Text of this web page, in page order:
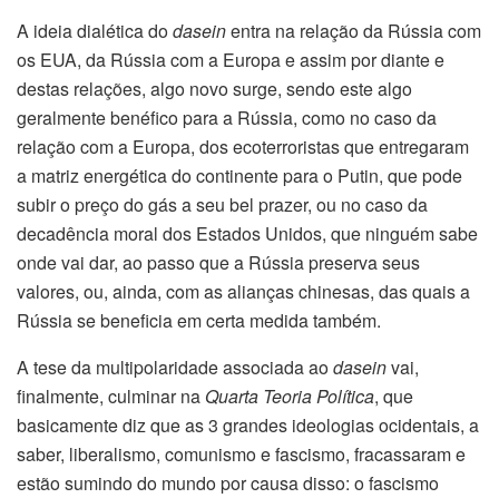
A ideia dialética dodaseinentra na relação da Rússia com
os EUA, da Rússia com a Europa e assim por diante e
destas relações, algo novo surge, sendo este algo
geralmente benéfico para a Rússia, como no caso da
relação com a Europa, dos ecoterroristas que entregaram
a matriz energética do continente para o Putin, que pode
subir o preço do gás a seu bel prazer, ou no caso da
decadência moral dos Estados Unidos, que ninguém sabe
onde vai dar, ao passo que a Rússia preserva seus
valores, ou, ainda, com as alianças chinesas, das quais a
Rússia se beneficia em certa medida também.
A tese da multipolaridade associada aodaseinvai,
finalmente, culminar na Quarta Teoria Política, que
basicamente diz que as 3 grandes ideologias ocidentais, a
saber, liberalismo, comunismo e fascismo, fracassaram e
estão sumindo do mundo por causa disso: o fascismo